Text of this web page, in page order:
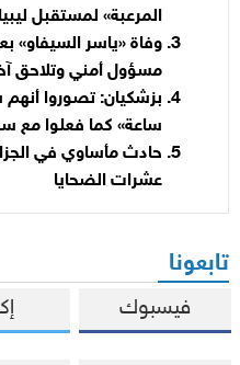
المرعبة» لمستقبل ليبيا
وفاة «ياسر السيفاو»
مسؤول أمني وتلاحق
ساعة» كما فعلوا مع
حادث مأساوي في
عشرات الضحايا
تابعونا
فيسبوك